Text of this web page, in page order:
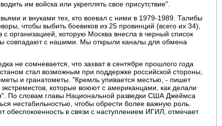
им войска или укреплять свое присутствие".
и внуками тех, кто воевал с ними в 1979-1989. Талибы
чтобы выбить боевиков из 25 провинций (всего их 34),
с организацией, которую Москва внесла в черный список
совпадают с нашими. Мы открыли каналы для обмена
не сомневается, что захват в сентябре прошлого года
стал возможным при поддержке российской стороны,
и гранатометы. "Кремль упивается местью, - пишет
которые воюют с американцами, как делали
По словам главы Национальной разведки США Джеймса
нестабильностью, чтобы обрести более важную роль.
обеспокоенность в связи с наступлением ИГИЛ, отмечает